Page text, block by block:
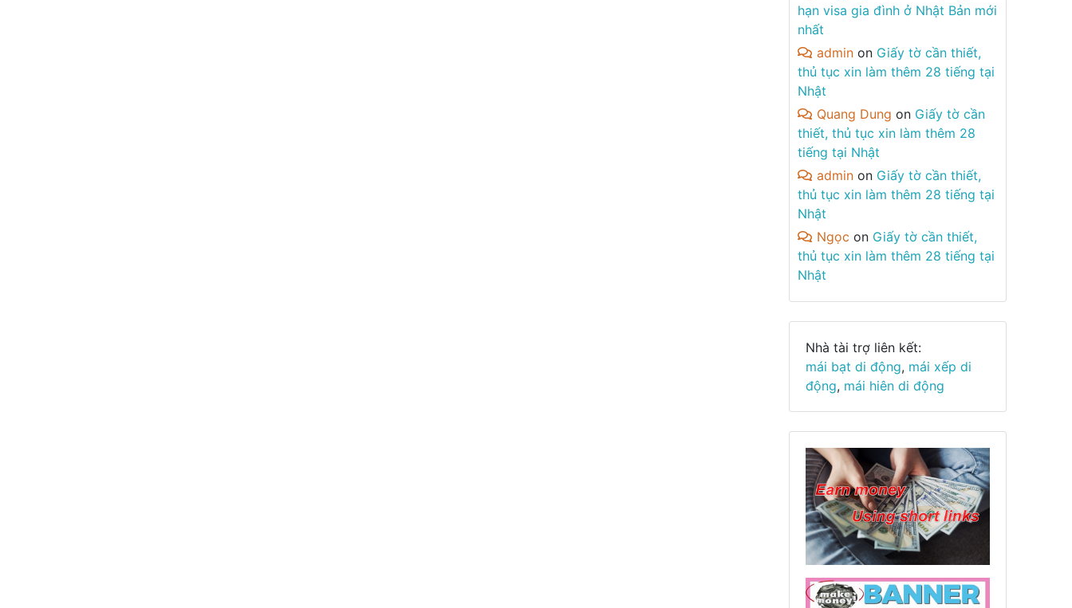
hạn visa gia đình ở Nhật Bản mới
nhất
admin on Giấy tờ cần thiết,
thủ tục xin làm thêm 28 tiếng tại
Nhật
Quang Dung on Giấy tờ cần
thiết, thủ tục xin làm thêm 28
tiếng tại Nhật
admin on Giấy tờ cần thiết,
thủ tục xin làm thêm 28 tiếng tại
Nhật
Ngọc on Giấy tờ cần thiết,
thủ tục xin làm thêm 28 tiếng tại
Nhật
Nhà tài trợ liên kết:
mái bạt di động, mái xếp di
động, mái hiên di động